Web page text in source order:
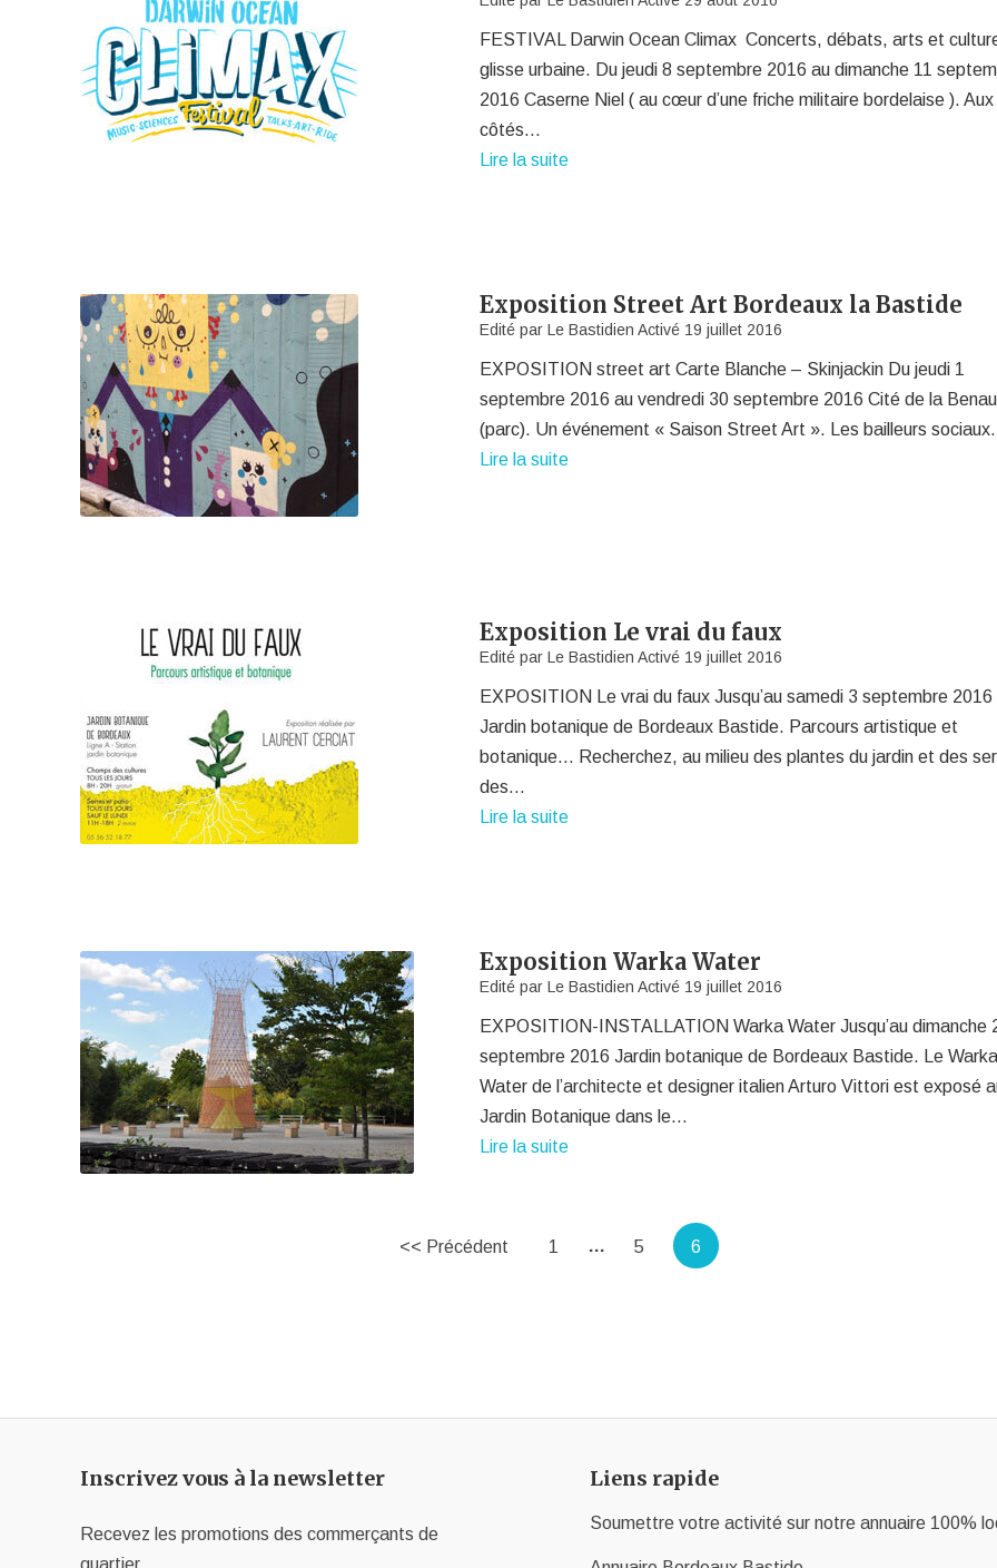
FESTIVAL Darwin Ocean Climax Concerts, débats, arts et
glisse urbaine. Du jeudi 8 septembre 2016 au dimanche 11
2016 Caserne Niel ( au cœur d’une friche militaire bordelaise ). Aux
côtés…
Lire la suite
Exposition Street Art Bordeaux la Bastide
Edité parLe Bastidien Activé 19 juillet 2016
EXPOSITION street art Carte Blanche – Skinjackin Du jeudi 1
septembre 2016 au vendredi 30 septembre 2016 Cité de la
(parc). Un événement « Saison Street Art ». Les bailleurs
Lire la suite
Exposition Le vrai du faux
Edité parLe Bastidien Activé 19 juillet 2016
EXPOSITION Le vrai du faux Jusqu’au samedi 3 septembre 2016
Jardin botanique de Bordeaux Bastide. Parcours artistique et
botanique… Recherchez, au milieu des plantes du jardin et des
des…
Lire la suite
Exposition Warka Water
Edité parLe Bastidien Activé 19 juillet 2016
EXPOSITION-INSTALLATION Warka Water Jusqu’au dimanche
septembre 2016 Jardin botanique de Bordeaux Bastide. Le Warka
Water de l’architecte et designer italien Arturo Vittori est exposé
Jardin Botanique dans le…
Lire la suite
<< Précédent 1 … 5 6
Inscrivez vous à la newsletter
Recevez les promotions des commerçants de
quartier
Liens rapide
Soumettre votre activité sur notre annuaire 100%